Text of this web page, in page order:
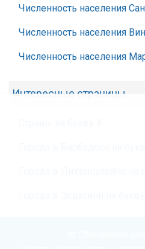
Численность населения
Численность населения
Численность населения
Интересные страницы